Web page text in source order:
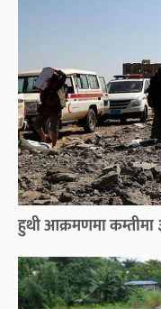
हुथी आक्रमणमा